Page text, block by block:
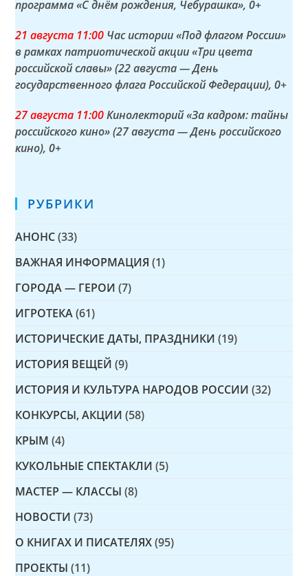
программа «С днём рождения, Чебурашка», 0+
21 августа 11:00 Час истории «Под флагом России»
в рамках патриотической акции «Три цвета
российской славы» (22 августа — День
государственного флага Российской Федерации), 0+
27 августа 11:00Кинолекторий «За кадром: тайны
российского кино» (27 августа — День российского
кино), 0+
РУБРИКИ
АНОНС (33)
ВАЖНАЯ ИНФОРМАЦИЯ (1)
ГОРОДА — ГЕРОИ (7)
ИГРОТЕКА (61)
ИСТОРИЧЕСКИЕ ДАТЫ, ПРАЗДНИКИ (19)
ИСТОРИЯ ВЕЩЕЙ (9)
ИСТОРИЯ И КУЛЬТУРА НАРОДОВ РОССИИ (32)
КОНКУРСЫ, АКЦИИ (58)
КРЫМ (4)
КУКОЛЬНЫЕ СПЕКТАКЛИ (5)
МАСТЕР — КЛАССЫ (8)
НОВОСТИ (73)
О КНИГАХ И ПИСАТЕЛЯХ (95)
ПРОЕКТЫ (11)